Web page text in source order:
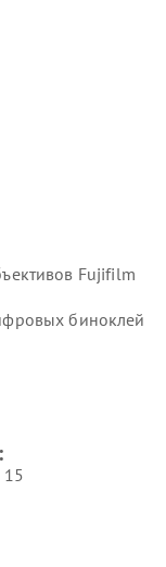
Fujifilm
биноклей
15